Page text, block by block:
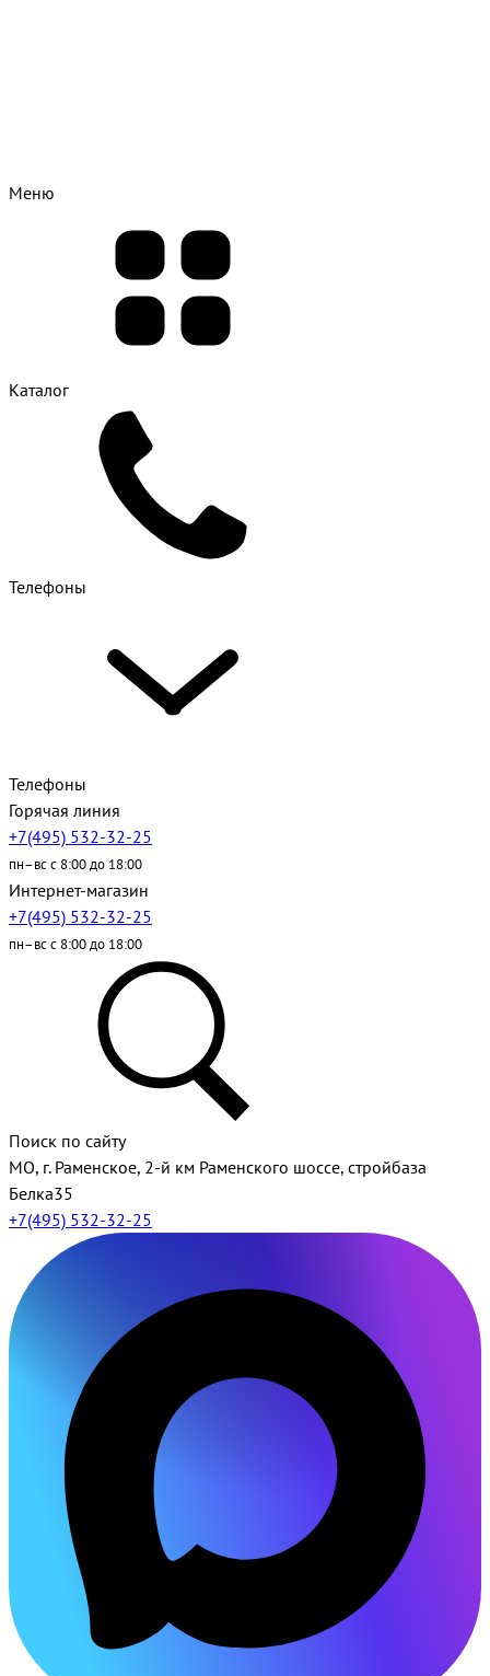
Меню
Каталог
Телефоны
Телефоны
Горячая линия
+7(495) 532-32-25
пн–вс с 8:00 до 18:00
Интернет-магазин
+7(495) 532-32-25
пн–вс с 8:00 до 18:00
Поиск по сайту
МО, г. Раменское, 2-й км Раменского шоссе, стройбаза
Белка35
+7(495) 532-32-25